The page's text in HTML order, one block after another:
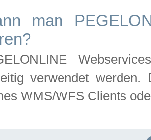
man
verwendet
WMS/WFS Clients